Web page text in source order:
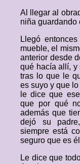
Al llegar al
niña guardando
Llegó
mueble, el
anterior desde
qué hacía allí, y
tras lo que le
es suyo y que
le dice que
que por qué
además que
dejó su
siempre está
seguro que es
Le dice que